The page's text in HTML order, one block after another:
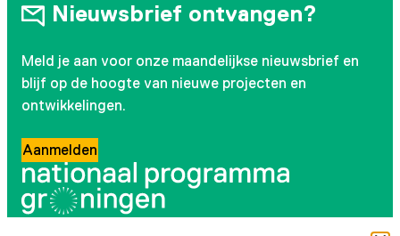
Nieuwsbrief ontvangen?
Meld je aan voor onze maandelijkse nieuwsbrief en
blijf op de hoogte van nieuwe projecten en
ontwikkelingen.
Aanmelden